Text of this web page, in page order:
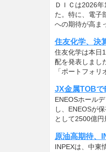
ＤＩＣは2026
た。特に、電子
への期待が高ま
住友化学、決
住友化学は本日
配を発表しまし
「ポートフォ
JX金属TOB
ENEOSホール
し、ENEOSが
として2500億
原油高期待、
INPEXは、中東